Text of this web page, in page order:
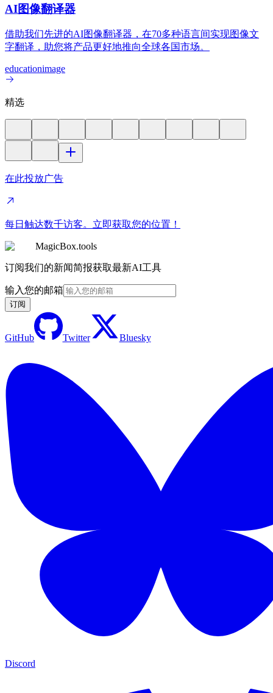
AI图像翻译器
借助我们先进的AI图像翻译器，在70多种语言间实现图像文
字翻译，助您将产品更好地推向全球各国市场。
educationimage
精选
在此投放广告
每日触达数千访客。立即获取您的位置！
MagicBox.tools
订阅我们的新闻简报获取最新AI工具
输入您的邮箱
订阅
GitHub Twitter Bluesky
Discord